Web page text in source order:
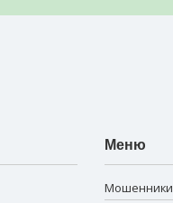
Меню
Мошенники